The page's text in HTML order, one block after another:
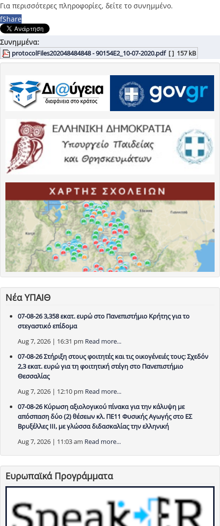
Για περισσότερες πληροφορίες, δείτε το συνημμένο.
fShare
Συνημμένα:
protocolFiles202048484848 - 90154Ε2_10-07-2020.pdf [ ] 157 kB
Νέα ΥΠΑΙΘ
07-08-26 3,358 εκατ. ευρώ στο Πανεπιστήμιο Κρήτης για το
στεγαστικό επίδομα
Aug 7, 2026 | 16:31 pm Read more...
07-08-26 Στήριξη στους φοιτητές και τις οικογένειές τους: Σχεδόν
2,3 εκατ. ευρώ για τη φοιτητική στέγη στο Πανεπιστήμιο
Θεσσαλίας
Aug 7, 2026 | 12:10 pm Read more...
07-08-26 Κύρωση αξιολογικού πίνακα για την κάλυψη με
απόσπαση δύο (2) θέσεων κλ. ΠΕ11 Φυσικής Αγωγής στο ΕΣ
Βρυξέλλες ΙΙΙ, με γλώσσα διδασκαλίας την ελληνική
Aug 7, 2026 | 11:03 am Read more...
Ευρωπαϊκά Προγράμματα